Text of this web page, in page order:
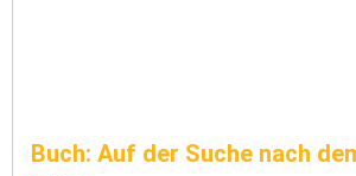
Buch: Auf der Suche nach